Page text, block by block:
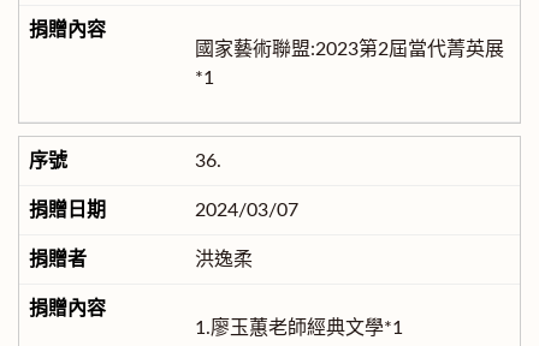
國家藝術聯盟:2023第2屆當代菁英展
*1
36.
2024/03/07
洪逸柔
1.廖玉蕙老師經典文學*1